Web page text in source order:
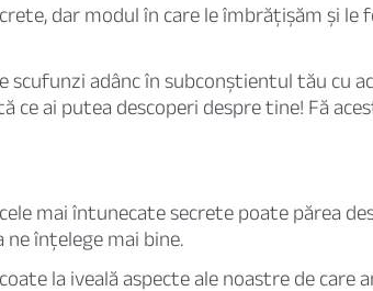
dar modul în care le îmbrățișăm și le
scufunzi adânc în subconștientul tău cu
ce ai putea descoperi despre tine! Fă
mai întunecate secrete poate părea
ne înțelege mai bine.
la iveală aspecte ale noastre de care